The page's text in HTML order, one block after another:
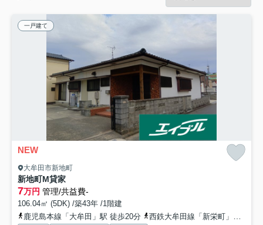
一戸建て
NEW
大牟田市新地町
新地町M貸家
7万円 管理/共益費-
106.04㎡ (5DK) /築43年 /1階建
鹿児島本線「大牟田」駅 徒歩20分
西鉄大牟田線「新栄町」駅 徒歩23分